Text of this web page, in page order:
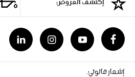
إكتشف العروض
إشعار قانوني.